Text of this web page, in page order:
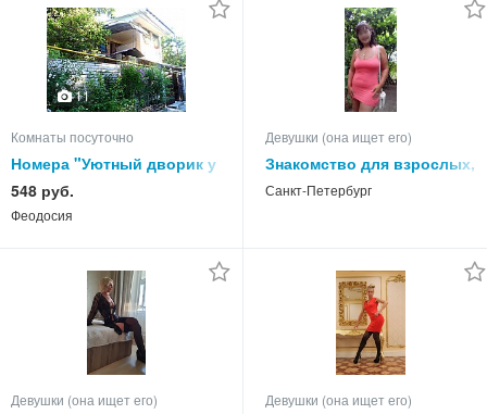
11
Комнаты посуточно
Номера "Уютный дворик у
Елены" в Феодосии на
-2026 год
548 руб.
Феодосия
Девушки (она ищет его)
Знакомство для взрослых,
приглашаю.
Санкт-Петербург
Девушки (она ищет его) Девушки (она ищет его)